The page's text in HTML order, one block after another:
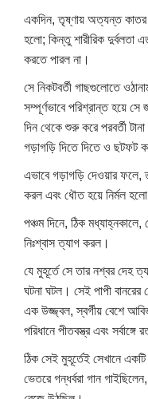
একদিন, তৃষ্ণায় অত্যন্ত কাতর
হলো; কিন্তু শারীরিক দুর্বলতা
করতে পারল না।
সে নিকটবর্তী গাছগুলোতে
সম্পূর্ণভাবে পরিশ্রান্ত হয়ে
দিন থেকে শুরু করে পরবর্তী
গড়াগড়ি দিতে দিতে ও ছটফট
এভাবে গড়াগড়ি দেওয়ার ফলে,
করল এবং ধৌত হয়ে নির্মল
পঞ্চম দিনে, ঠিক
নিঃশ্বাস ত্যাগ করল।
যে মুহূর্তে সে তার নশ্বর দেহ
ঘটনা ঘটল। সেই পাপী
এক উজ্জ্বল, স্বর্গীয় বেশে
পরিধানে পীতবস্ত্র এবং
ঠিক সেই মুহূর্তেই সেখানে
ভেতরে গন্ধর্বরা গান